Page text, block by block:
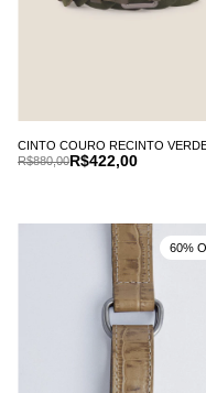
CINTO COURO RECINTO
R$422,00
R$880,00
60%